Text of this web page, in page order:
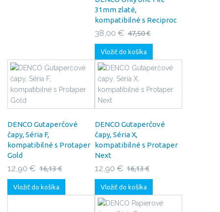
31mm zlaté,
kompatibilné s Reciproc
38,00 € 47,50 €
Vložiť do košíka
DENCO Gutaperčové
čapy, Séria F,
kompatibilné s Protaper
Gold
12,90 € 16,13 €
Vložiť do košíka
DENCO Gutaperčové
čapy, Séria X,
kompatibilné s Protaper
Next
12,90 € 16,13 €
Vložiť do košíka